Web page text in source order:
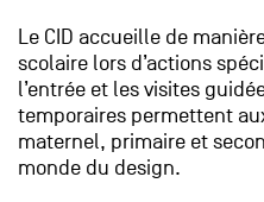
Le CID accueille de
scolaire lors d’actions
l’entrée et les visites
temporaires permettent
maternel, primaire et
monde du design.